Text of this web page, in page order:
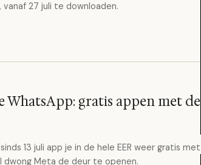
27 juli te downloaden.
WhatsApp: gratis appen met de
13 juli app je in de hele EER weer gratis met
dwong Meta de deur te openen.